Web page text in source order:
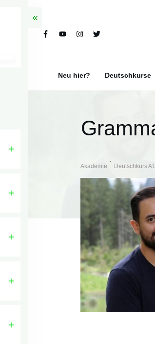
Neu hier? Deutschkurse
Akademie Deutschkurs